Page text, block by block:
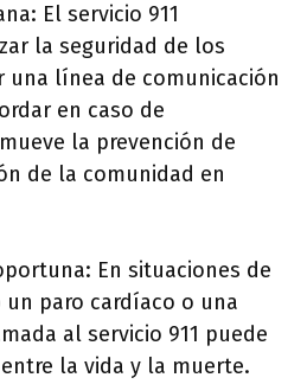
El servicio 911
la seguridad de los
una línea de comunicación
en caso de
la prevención de
de la comunidad en
En situaciones de
paro cardíaco o una
al servicio 911 puede
la vida y la muerte.